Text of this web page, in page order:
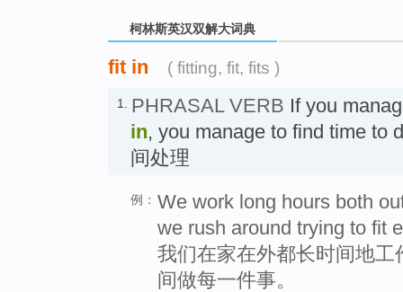
柯林斯英汉双解大词典
fit in ( fitting, fit, fits )
1. PHRASAL VERB If you
in, you manage to find time to
间处理
例： We work long hours both
we rush around trying to fit
我们在家在外都长时间地
间做每一件事。